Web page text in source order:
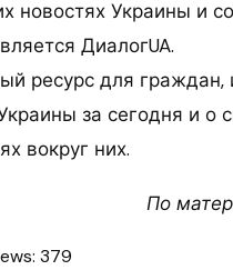
новостях Украины и
ДиалогUA.
ресурс для
за сегодня и о
вокруг них.
По
379